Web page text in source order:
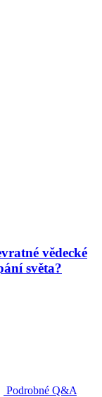
vědecké
světa?
Podrobné Q&A